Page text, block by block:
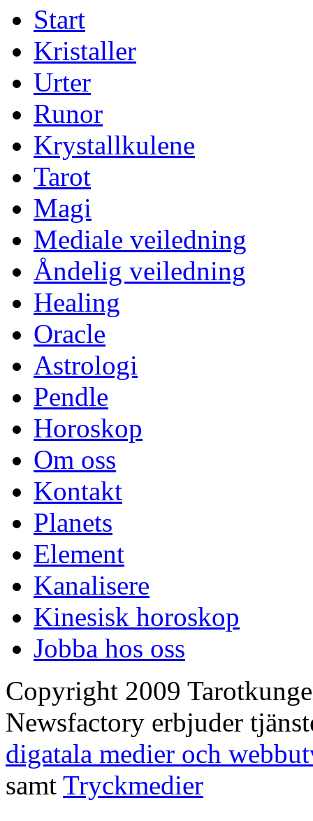
Start
Kristaller
Urter
Runor
Krystallkulene
Tarot
Magi
Mediale veiledning
Åndelig veiledning
Healing
Oracle
Astrologi
Pendle
Horoskop
Om oss
Kontakt
Planets
Element
Kanalisere
Kinesisk horoskop
Jobba hos oss
Copyright 2009
Newsfactory erbjuder
digatala medier och
samt Tryckmedier